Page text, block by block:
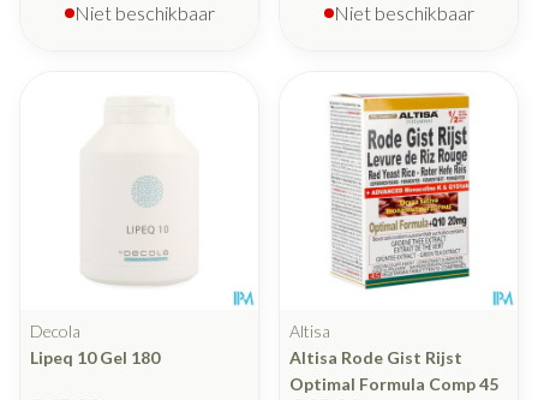
Niet beschikbaar Niet beschikbaar
Decola
Lipeq 10 Gel 180
Altisa
Altisa Rode Gist Rijst
Optimal Formula Comp 45